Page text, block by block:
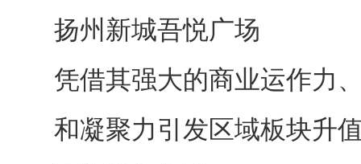
扬州新城吾悦广场
凭借其强大的商业运作力
和凝聚力引发区域板块升